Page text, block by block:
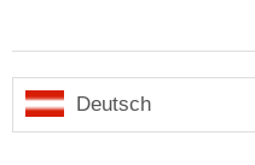
Deutsch